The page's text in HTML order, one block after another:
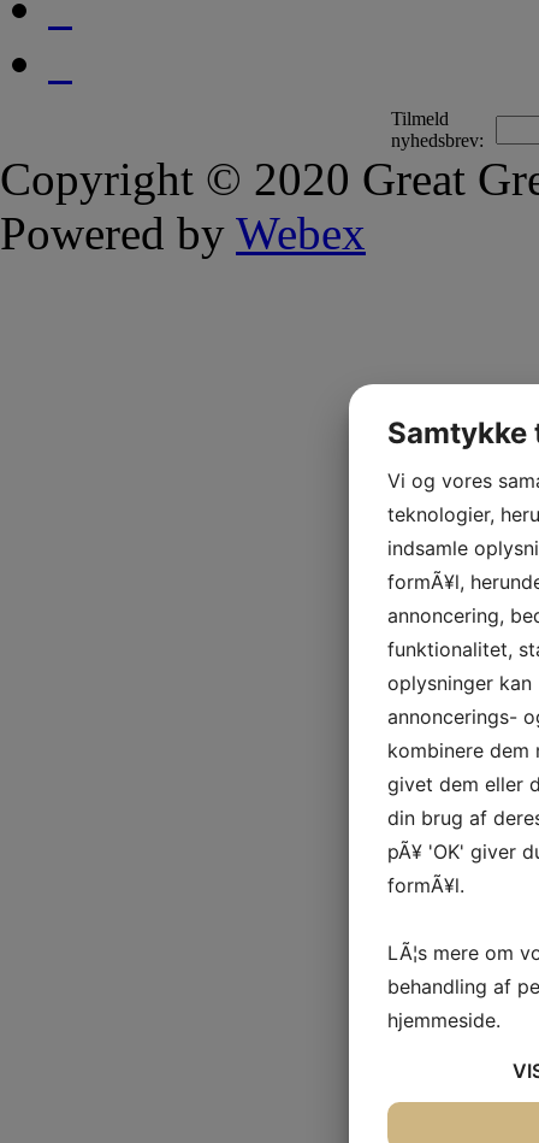
Tilmeld
nyhedsbrev:
Copyright © 2020 Great
Powered by Webex
Vi og vores
teknologier,
indsamle
formÃ¥l,
annoncering,
funktionalitet,
oplysninger
annoncerings-
kombinere dem
givet dem eller
din brug af
pÃ¥ 'OK' giver
formÃ¥l.
LÃ¦s mere om
behandling af
hjemmeside.